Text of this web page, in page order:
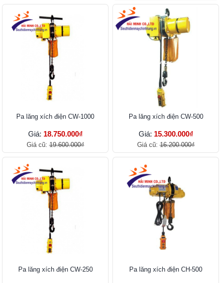
Pa lăng xích điện CW-1000
Giá: 18.750.000₫
Giá cũ:19.600.000₫
Pa lăng xích điện CW-500
Giá: 15.300.000₫
Giá cũ:16.200.000₫
Pa lăng xích điện CW-250 Pa lăng xích điện CH-500